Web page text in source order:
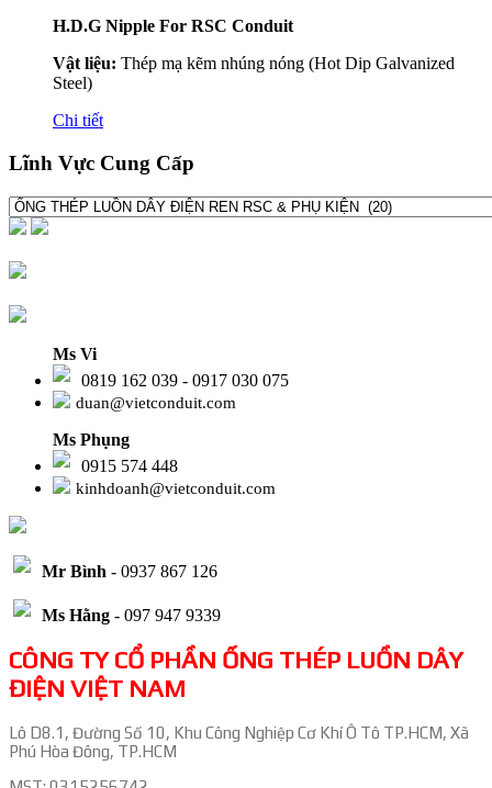
H.D.G Nipple For RSC Conduit
Vật liệu: Thép mạ kẽm nhúng nóng (Hot Dip Galvanized
Steel)
Chi tiết
Lĩnh Vực Cung Cấp
Ms Vi
0819 162 039 - 0917 030 075
duan@vietconduit.com
Ms Phụng
0915 574 448
kinhdoanh@vietconduit.com
Mr Bình - 0937 867 126
Ms Hằng - 097 947 9339
CÔNG TY CỔ PHẦN ỐNG THÉP LUỒN DÂY
ĐIỆN VIỆT NAM
Lô D8.1, Đường Số 10, Khu Công Nghiệp Cơ Khí Ô Tô TP.HCM, Xã
Phú Hòa Đông, TP.HCM